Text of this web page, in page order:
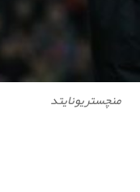
منچستریونایتد